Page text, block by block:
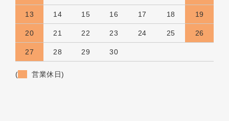
13 14 15 16 17 18 19
20 21 22 23 24 25 26
27 28 29 30
( 営業休日)